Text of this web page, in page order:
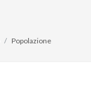
Popolazione